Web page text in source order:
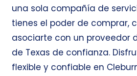
una sola compañía de
tienes el poder de comprar,
asociarte con un proveedor
de Texas de confianza.
flexible y confiable en